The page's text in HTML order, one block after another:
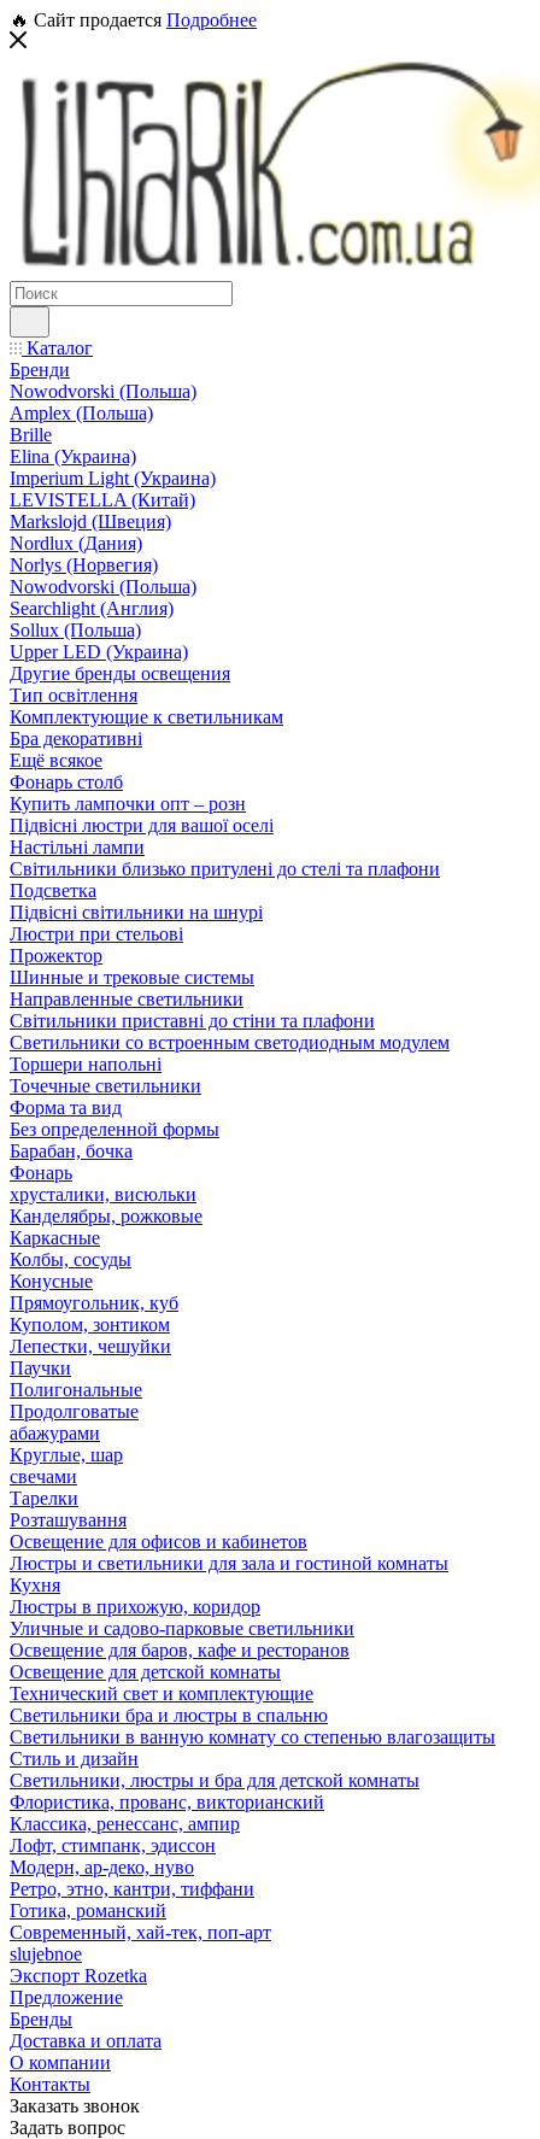
🔥 Сайт продается Подробнее
Каталог
Бренди
Nowodvorski (Польша)
Amplex (Польша)
Brille
Elina (Украина)
Imperium Light (Украина)
LEVISTELLA (Китай)
Markslojd (Швеция)
Nordlux (Дания)
Norlys (Норвегия)
Nowodvorski (Польша)
Searchlight (Англия)
Sollux (Польша)
Upper LED (Украина)
Другие бренды освещения
Тип освітлення
Комплектующие к светильникам
Бра декоративні
Ещё всякое
Фонарь столб
Купить лампочки опт – розн
Підвісні люстри для вашої оселі
Настільні лампи
Світильники близько притулені до стелі та плафони
Подсветка
Підвісні світильники на шнурі
Люстри при стельові
Прожектор
Шинные и трековые системы
Направленные светильники
Світильники приставні до стіни та плафони
Светильники со встроенным светодиодным модулем
Торшери напольні
Точечные светильники
Форма та вид
Без определенной формы
Барабан, бочка
Фонарь
хрусталики, висюльки
Канделябры, рожковые
Каркасные
Колбы, сосуды
Конусные
Прямоугольник, куб
Куполом, зонтиком
Лепестки, чешуйки
Паучки
Полигональные
Продолговатые
абажурами
Круглые, шар
свечами
Тарелки
Розташування
Освещение для офисов и кабинетов
Люстры и светильники для зала и гостиной комнаты
Кухня
Люстры в прихожую, коридор
Уличные и садово-парковые светильники
Освещение для баров, кафе и ресторанов
Освещение для детской комнаты
Технический свет и комплектующие
Светильники бра и люстры в спальню
Светильники в ванную комнату со степенью влагозащиты
Стиль и дизайн
Светильники, люстры и бра для детской комнаты
Флористика, прованс, викторианский
Классика, ренессанс, ампир
Лофт, стимпанк, эдиссон
Модерн, ар-деко, нуво
Ретро, этно, кантри, тиффани
Готика, романский
Современный, хай-тек, поп-арт
slujebnoe
Экспорт Rozetka
Предложение
Бренды
Доставка и оплата
О компании
Контакты
Заказать звонок
Задать вопрос